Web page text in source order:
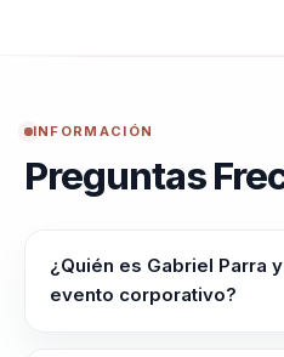
INFORMACIÓN
Preguntas
¿Quién es Gabriel Parra
evento corporativo?